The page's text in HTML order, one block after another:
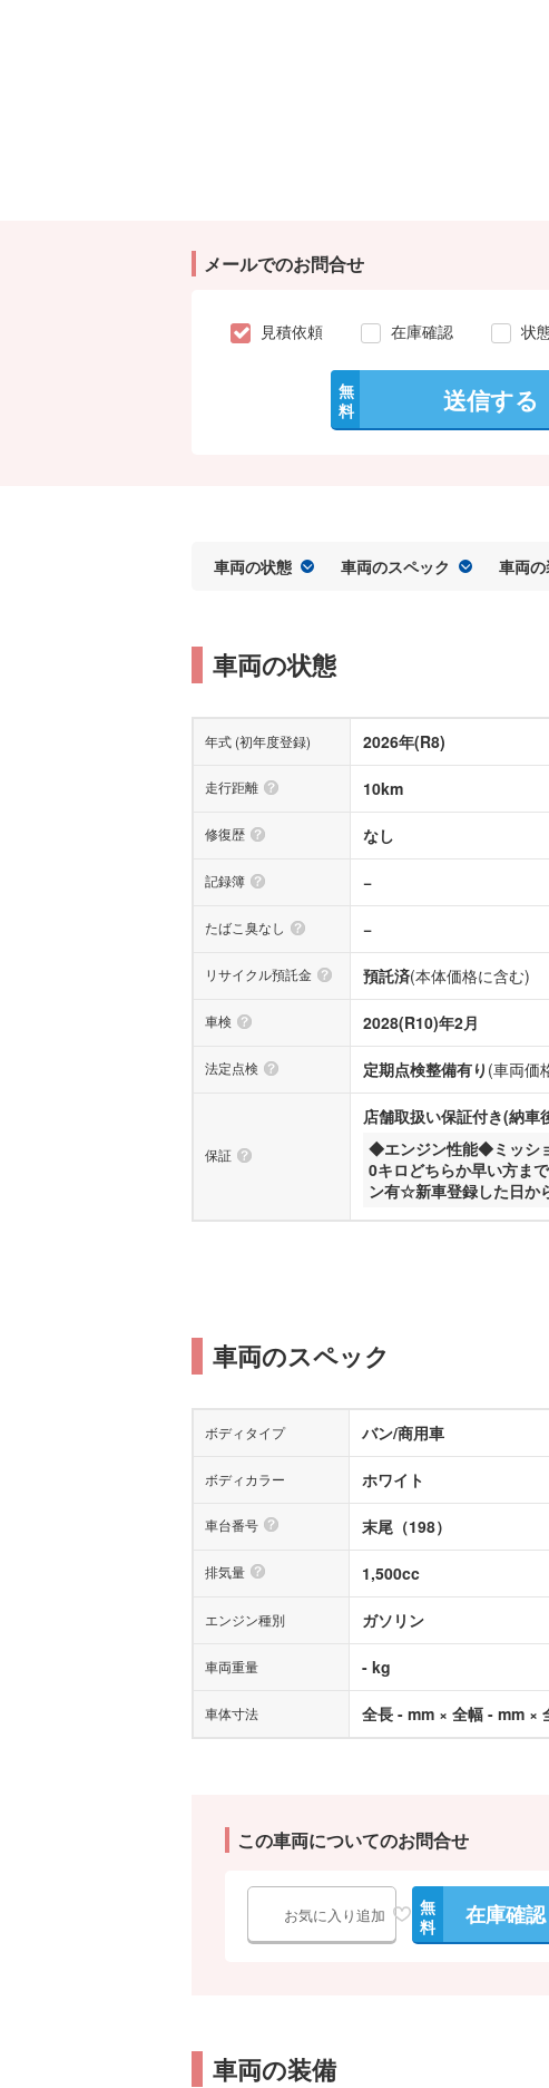
メールでのお問合せ
見積依頼 在庫確認 状
無
料
送信する
車両の状態 車両のスペック 車両
車両の状態
年式 (初年度登録) 2026年(R8)
走行距離 10km
修復歴 なし
記録簿 −
たばこ臭なし −
リサイクル預託金 預託済(本体価格に含む)
車検 2028(R10)年2月
法定点検 定期点検整備有り (車両価
保証
店舗取扱い保証付き(納
◆エンジン性能◆ミッシ
0キロどちらか早い方ま
ン有☆新車登録した日か
車両のスペック
ボディタイプ バン/商用車
ボディカラー ホワイト
車台番号 末尾（198）
排気量 1,500cc
エンジン種別 ガソリン
車両重量 - kg
車体寸法 全長 - mm × 全幅 - mm ×
この車両についてのお問合せ
お気に入り追加
無
料
在庫確
車両の装備